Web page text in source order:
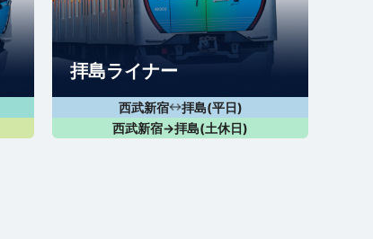
拝島ライナー
西武新宿 ↔
拝島(平日)
西武新宿→拝島(土休日)